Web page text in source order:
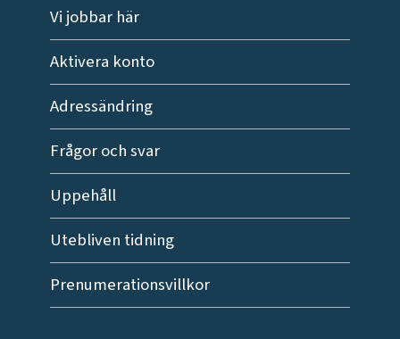
Vi jobbar här
Aktivera konto
Adressändring
Frågor och svar
Uppehåll
Utebliven tidning
Prenumerationsvillkor